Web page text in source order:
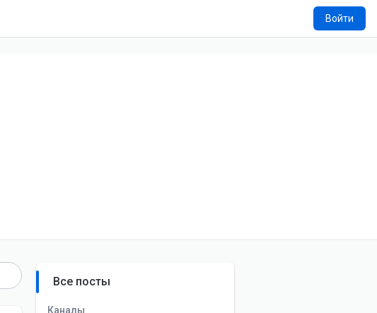
Войти
Все посты
Каналы